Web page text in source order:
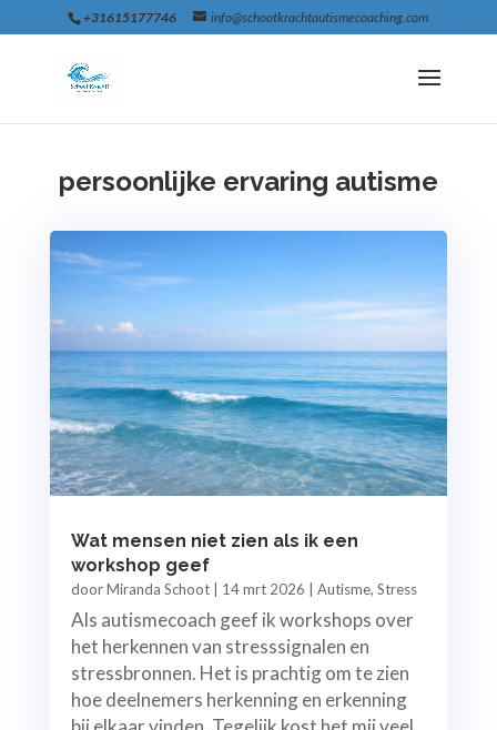
+31615177746 info@schootkrachtautismecoaching.com
persoonlijke ervaring autisme
Wat mensen niet zien als ik een
workshop geef
doorMiranda Schoot| 14 mrt 2026 Autisme, Stress
Als autismecoach geef ik workshops over
het herkennen van stresssignalen en
stressbronnen. Het is prachtig om te zien
hoe deelnemers herkenning en erkenning